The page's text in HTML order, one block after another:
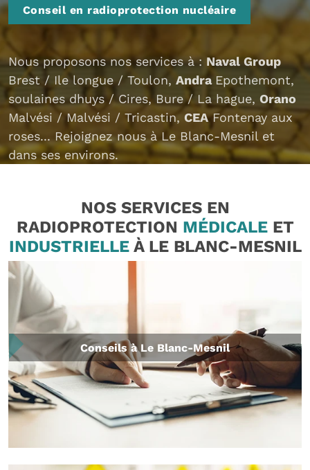
Conseil en radioprotection nucléaire
Nous proposons nos services à : Naval Group
Brest / Ile longue / Toulon, Andra Epothemont,
soulaines dhuys / Cires, Bure / La hague, Orano
Malvési / Malvési / Tricastin,CEAFontenay aux
roses... Rejoignez nous à Le Blanc-Mesnil et
dans ses environs.
NOS SERVICES EN
RADIOPROTECTION MÉDICALEET
INDUSTRIELLEÀ LE BLANC-MESNIL
Conseils à Le Blanc-Mesnil